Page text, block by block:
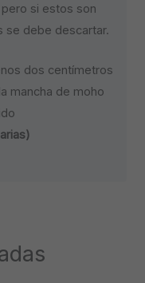
si estos son
se debe descartar.
dos centímetros
mancha de moho